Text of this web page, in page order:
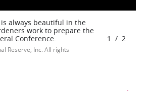
always beautiful in the
work to prepare the
Conference.
Reserve, Inc. All rights
1 / 2